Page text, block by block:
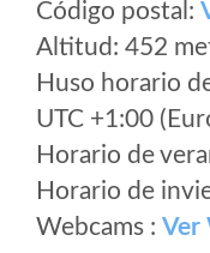
Código postal:
Altitud: 452
Huso horario
UTC +1:00
Horario de
Horario de
Webcams : Ver